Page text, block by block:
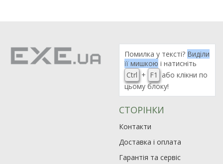
Помилка у тексті? Виділи
її мишкою і натисніть
Ctrl + F1
або клікни по
цьому блоку!
СТОРІНКИ
Контакти
Доставка і оплата
Гарантія та сервіс